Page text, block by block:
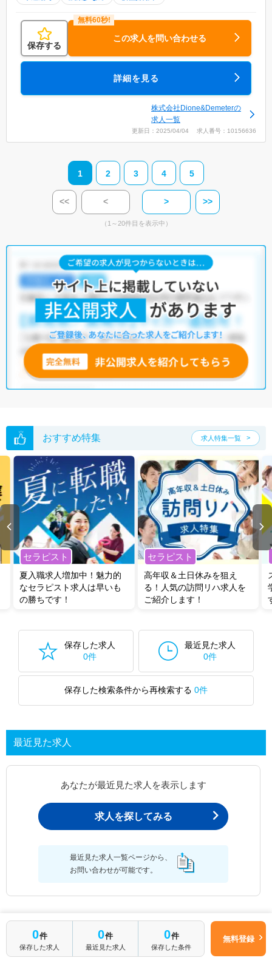
保存する
この求人を問い合わせる
詳細を見る
株式会社Dione&Demeterの
求人一覧
更新日：2025/04/04 求人番号：10156636
1 2 3 4 5
<< < > >>
（1～20件目を表示中）
おすすめ特集 求人特集一覧
セラピスト
夏入職求人増加中！魅力的
なセラピスト求人は早いも
の勝ちです！
セラピスト
高年収＆土日休みを狙え
る！人気の訪問リハ求人を
ご紹介します！
保存した求人
0件
最近見た求人
0件
保存した検索条件から再検索する 0件
最近見た求人
あなたが最近見た求人を表示します
求人を探してみる
最近見た求人一覧ページから、
お問い合わせが可能です。
0件
保存した求人
0件
最近見た求人
0件
保存した条件
無料登録